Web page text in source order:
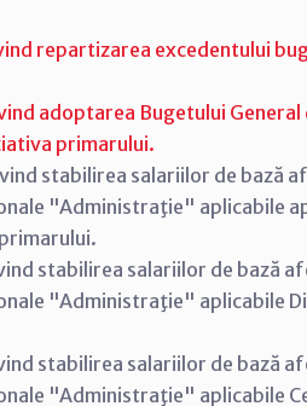
repartizarea excedentului
adoptarea Bugetului General
primarului.
stabilirea salariilor de bază
"Administraţie" aplicabile
stabilirea salariilor de bază
"Administraţie" aplicabile
stabilirea salariilor de bază
"Administraţie" aplicabile